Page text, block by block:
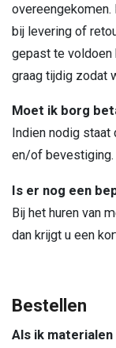
overeengekomen.
bij levering of
gepast te voldoen
graag tijdig zodat
Moet ik borg
Indien nodig
en/of bevestiging.
Is er nog een
Bij het huren van
dan krijgt u een
Bestellen
Als ik